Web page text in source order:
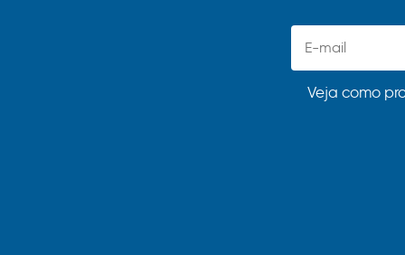
Veja como